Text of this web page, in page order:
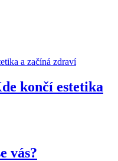
končí estetika
vás?